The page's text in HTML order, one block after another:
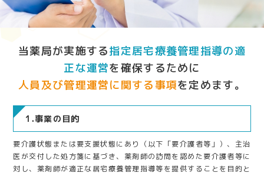
当薬局が実施する指定居宅療養管理指導の適
正な運営を確保するために
人員及び管理運営に関する事項を定めます。
1.事業の目的
要介護状態または要支援状態にあり（以下「要介護者等」）、主治
医が交付した処方箋に基づき、薬剤師の訪問を認めた要介護者等に
対し、薬剤師が適正な居宅療養管理指導等を提供することを目的と